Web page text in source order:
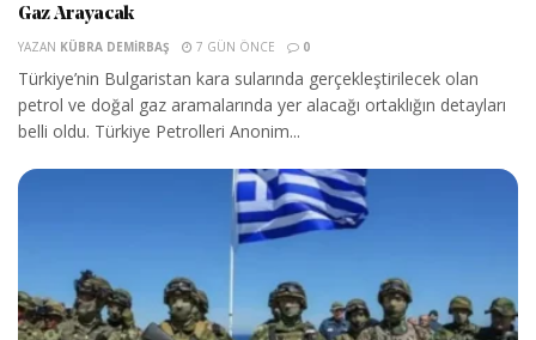
Gaz Arayacak
YAZAN KÜBRA DEMIRBAŞ 7 GÜN ÖNCE 0
Türkiye’nin Bulgaristan kara sularında gerçekleştirilecek olan
petrol ve doğal gaz aramalarında yer alacağı ortaklığın detayları
belli oldu. Türkiye Petrolleri Anonim...